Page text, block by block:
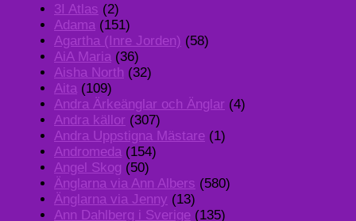
3I Atlas (2)
Adama (151)
Agartha (Inre Jorden) (58)
AiA Maria (36)
Aisha North (32)
Aita (109)
Andra Ärkeänglar och Änglar (4)
Andra källor (307)
Andra Uppstigna Mästare (1)
Andromeda (154)
Angel Skog (50)
Änglarna via Ann Albers (580)
Änglarna via Jenny (13)
Ann Dahlberg i Sverige (135)